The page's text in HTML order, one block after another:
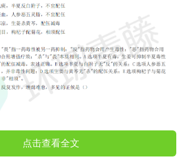
点击查看全文